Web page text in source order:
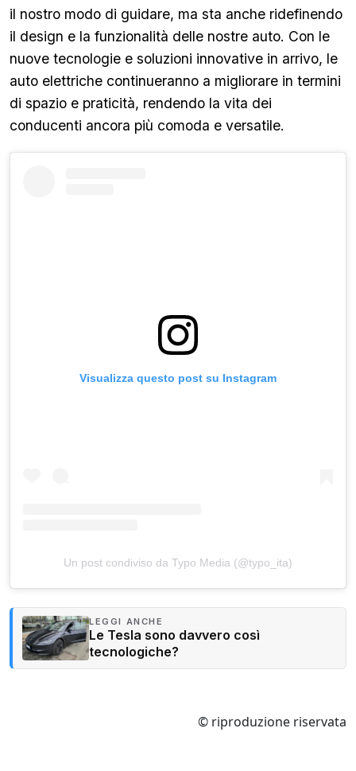
il nostro modo di guidare, ma sta anche ridefinendo
il design e la funzionalità delle nostre auto. Con le
nuove tecnologie e soluzioni innovative in arrivo, le
auto elettriche continueranno a migliorare in termini
di spazio e praticità, rendendo la vita dei
conducenti ancora più comoda e versatile.
Visualizza questo post su Instagram
Un post condiviso da Typo Media (@typo_ita)
LEGGI ANCHE
Le Tesla sono davvero così
tecnologiche?
© riproduzione riservata